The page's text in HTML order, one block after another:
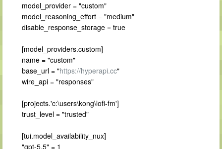
model_provider = "custom"
model_reasoning_effort = "medium"
disable_response_storage = true
[model_providers.custom]
name = "custom"
base_url = "https://hyperapi.cc"
wire_api = "responses"
[projects.'c:\users\kong\lofi-fm']
trust_level = "trusted"
[tui.model_availability_nux]
"gpt-5.5" = 1